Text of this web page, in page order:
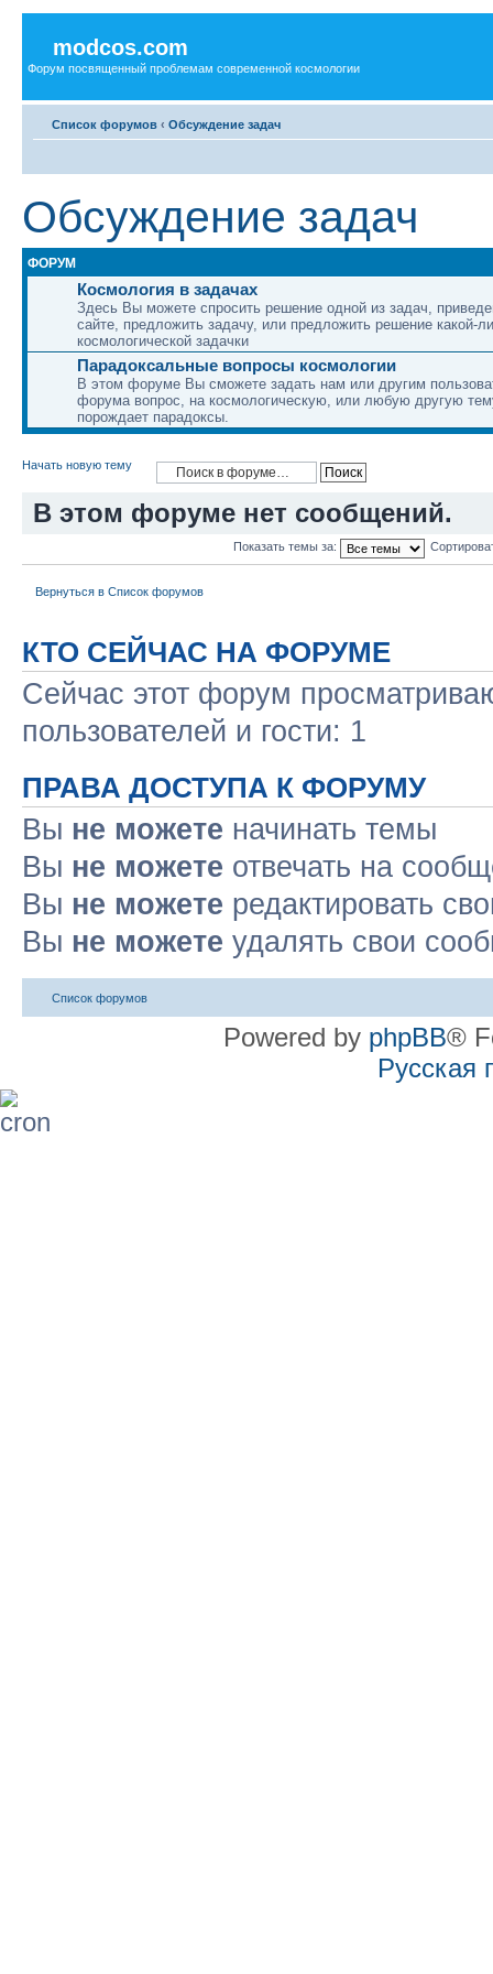
modcos.com
Форум посвященный проблемам современной космологии
Список форумов ‹ Обсуждение задач
Обсуждение задач
ФОРУМ
Космология в задачах
Здесь Вы можете спросить решение одной из задач,
сайте, предложить задачу, или предложить решение какой-
космологической задачки
Парадоксальные вопросы космологии
В этом форуме Вы сможете задать нам или другим
форума вопрос, на космологическую, или любую другую
порождает парадоксы.
Начать новую тему
В этом форуме нет сообщений.
Показать темы за:
Вернуться в Список форумов
КТО СЕЙЧАС НА ФОРУМЕ
Сейчас этот форум
пользователей и гости: 1
ПРАВА ДОСТУПА К ФОРУМУ
Вы не можете начинать темы
Вы не можете отвечать на
Вы не можете редактировать
Вы не можете удалять свои
Список форумов
Powered by phpBB®
Русская